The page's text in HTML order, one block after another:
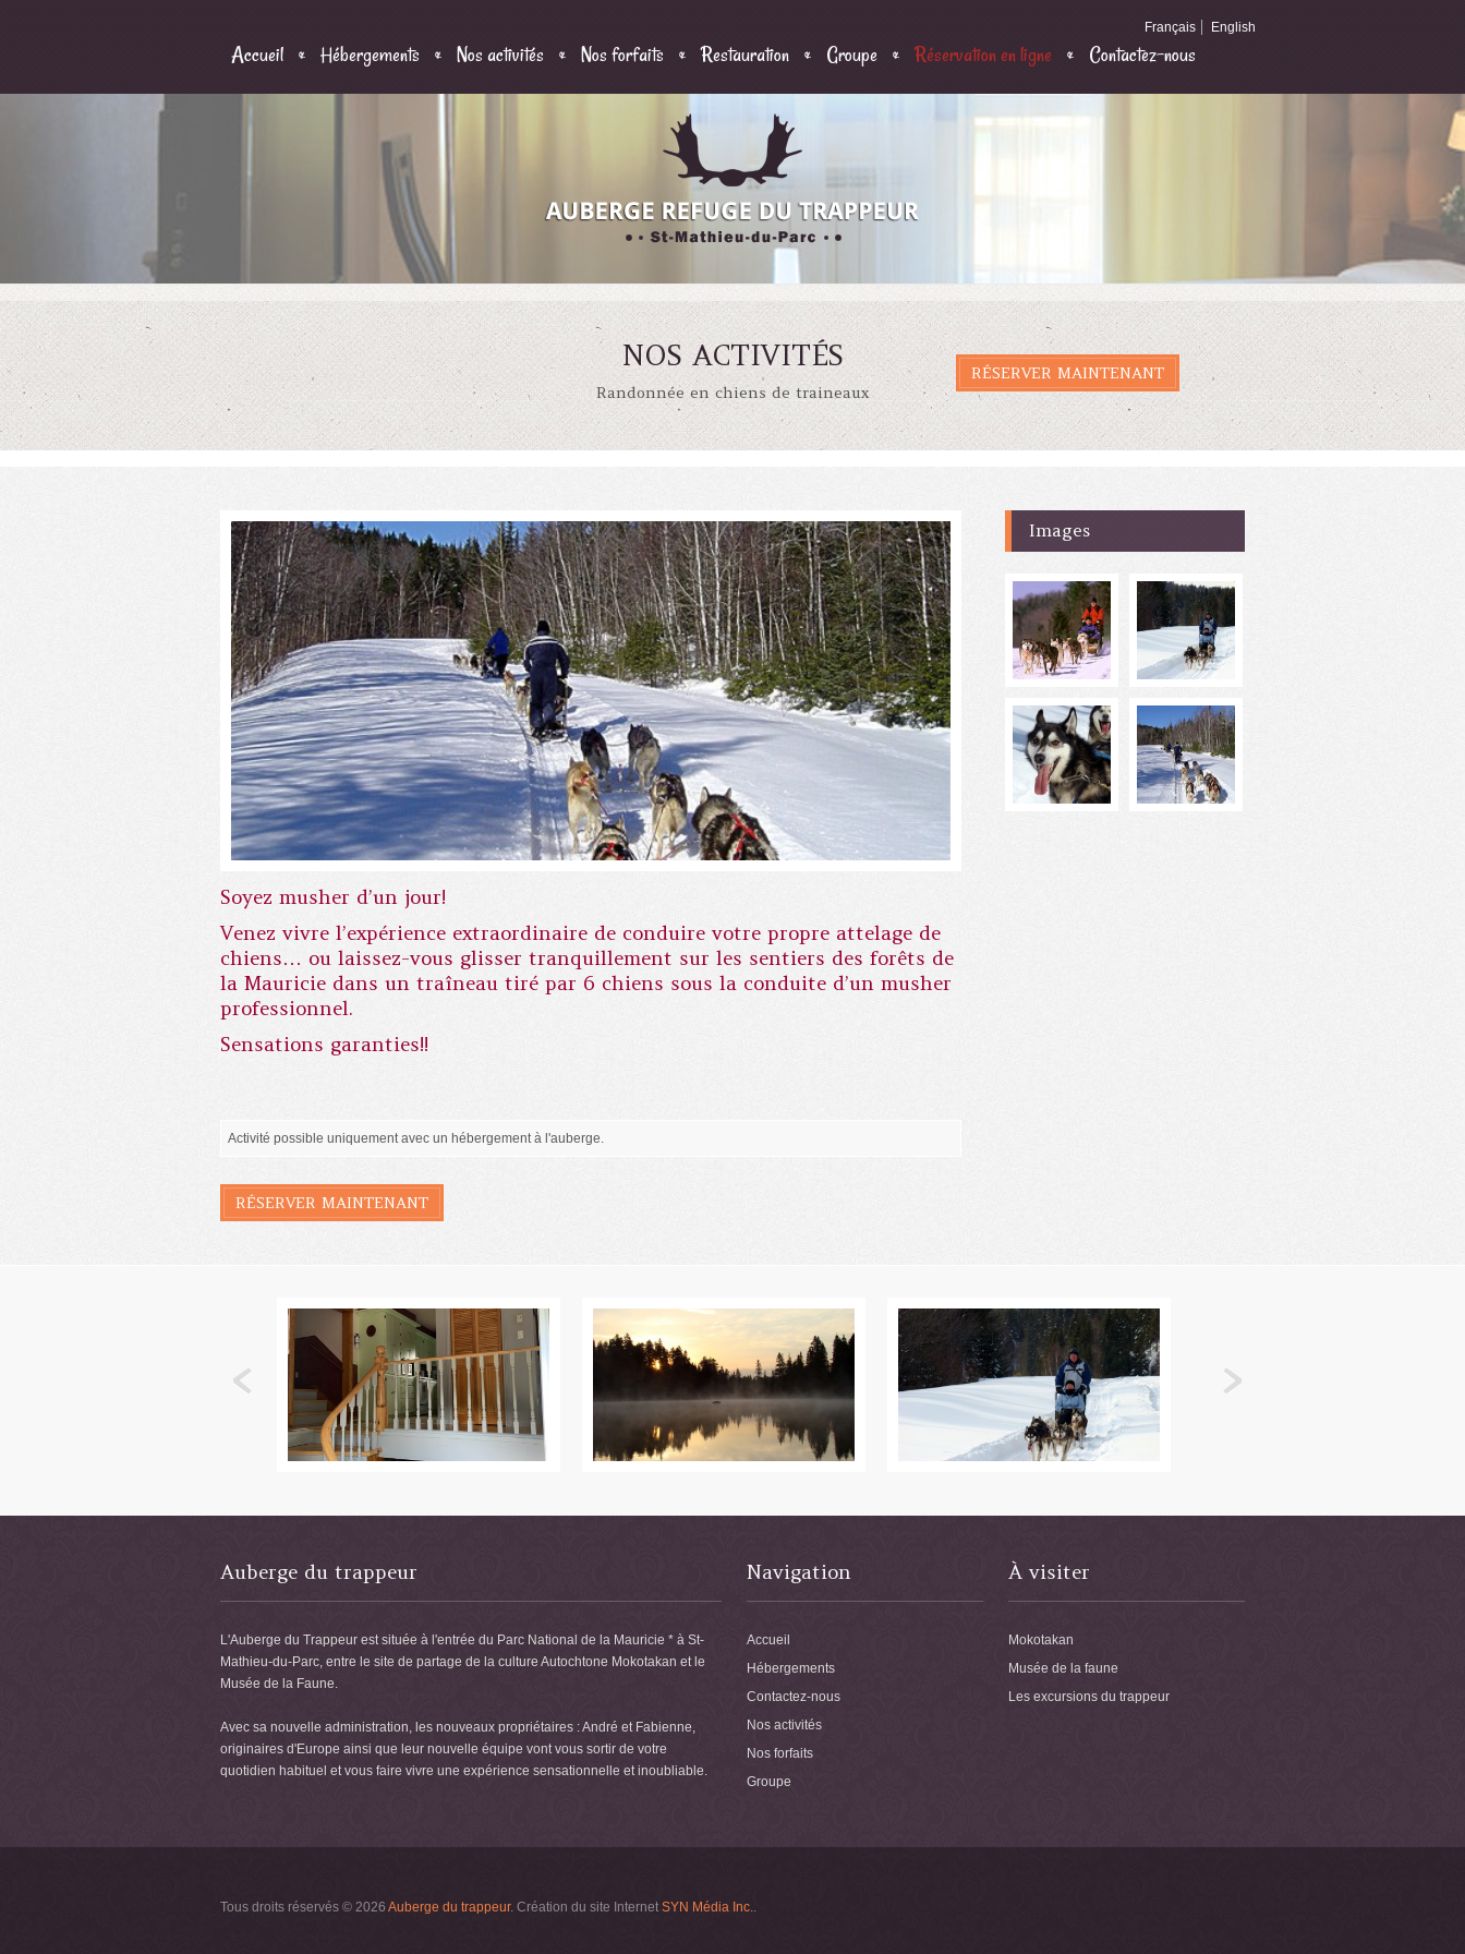
Français English
Accueil Hébergements Nos activités Nos forfaits Restauration Groupe Réservation en ligne Contactez-nous
NOS ACTIVITÉS
Randonnée en chiens de traineaux
RÉSERVER MAINTENANT
Soyez musher d’un jour!
Venez vivre l’expérience extraordinaire de conduire votre propre attelage de
chiens… ou laissez-vous glisser tranquillement sur les sentiers des forêts de
la Mauricie dans un traîneau tiré par 6 chiens sous la conduite d’un musher
professionnel.
Sensations garanties!!
Activité possible uniquement avec un hébergement à l'auberge.
RÉSERVER MAINTENANT
Images
Auberge du trappeur
L'Auberge du Trappeur est située à l'entrée du Parc National de la Mauricie * à St-
Mathieu-du-Parc, entre le site de partage de la culture Autochtone Mokotakan et le
Musée de la Faune.
Avec sa nouvelle administration, les nouveaux propriétaires : André et Fabienne,
originaires d'Europe ainsi que leur nouvelle équipe vont vous sortir de votre
quotidien habituel et vous faire vivre une expérience sensationnelle et inoubliable.
Navigation
Accueil
Hébergements
Contactez-nous
Nos activités
Nos forfaits
Groupe
À visiter
Mokotakan
Musée de la faune
Les excursions du trappeur
Tous droits réservés © 2026 Auberge du trappeur. Création du site Internet SYN Média Inc..